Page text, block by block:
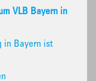
VLB Bayern in
in Bayern ist